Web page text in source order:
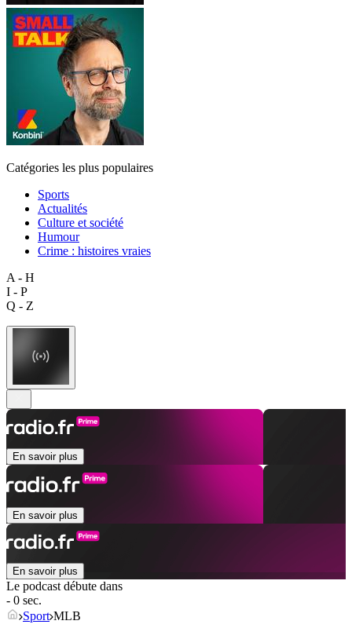
Catégories les plus populaires
Sports
Actualités
Culture et société
Humour
Crime : histoires vraies
A - H
I - P
Q - Z
En savoir plus
En savoir plus
En savoir plus
Le podcast débute dans
- 0 sec.
Sport MLB